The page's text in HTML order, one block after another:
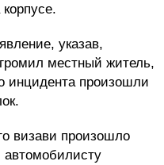
указав,
местный житель,
инцидента произошли
визави произошло
автомобилисту